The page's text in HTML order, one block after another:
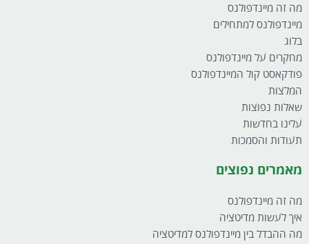
מה זה מיינדפולנס
מיינדפולנס למתחילים
בלוג
מחקרים על מיינדפולנס
פודקאסט קול המיינדפולנס
המלצות
שאלות נפוצות
עלינו בחדשות
תעודות והסמכות
מאמרים נפוצים
מה זה מיינדפולנס
איך לעשות מדיטציה
מה ההבדל בין מיינדפולנס למדיטציה